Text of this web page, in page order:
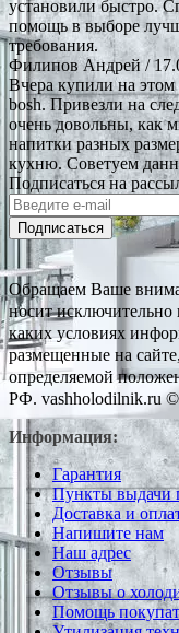
установили быстро.
помощь в выборе
требования.
Филипов Андрей/
Вчера купили на
bosh. Привезли на
очень довольны, как
напитки разных
кухню. Советуем
Подписаться на
Подписаться
Обращаем Ваше
носит
каких условиях
размещенные на
определяемой
РФ. vashholodilnik.ru
Информация:
Гарантия
Пункты выдачи
Доставка и
Напишите нам
Наш адрес
Отзывы
Отзывы о
Помощь